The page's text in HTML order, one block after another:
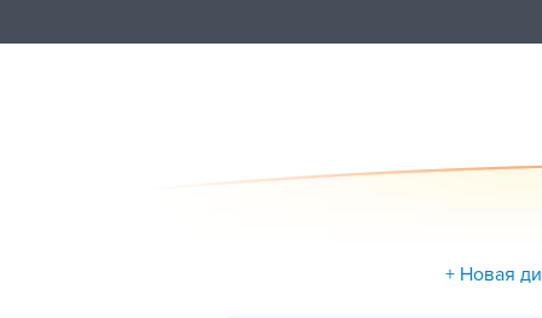
+ Новая